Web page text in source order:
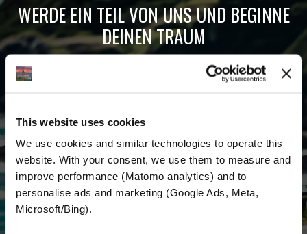
This website uses cookies
We use cookies and similar technologies to operate this
website. With your consent, we use them to measure and
improve performance (Matomo analytics) and to
personalise ads and marketing (Google Ads, Meta,
Microsoft/Bing).
WERDE EIN TEIL VON UNS UND BEGINNE
DEINEN TRAUM
Erhalte die neuesten Nachrichten, die
Informationen über uns und alles, was mit dem
Motorradfahren rund um den Globus zu tun
hat.
E-mail*
Vorname